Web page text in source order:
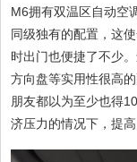
M6拥有双温区自动空
同级独有的配置，这
时出门也便捷了不少
方向盘等实用性很高
朋友都以为至少也得
济压力的情况下，提高